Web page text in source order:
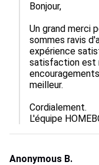
Bonjour,
Un grand merci
sommes ravis
expérience
satisfaction est
meilleur.
Cordialement.
L'équipe
Anonymous B.